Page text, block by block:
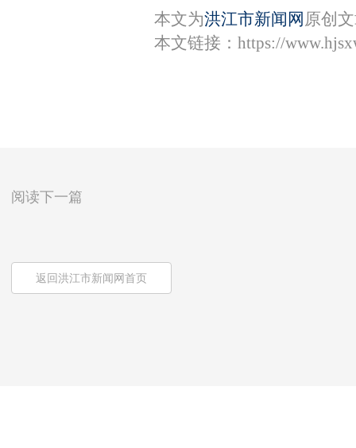
本文为洪江市新闻网 原创
本文链接： https://
阅读下一篇
返回洪江市新闻网首页